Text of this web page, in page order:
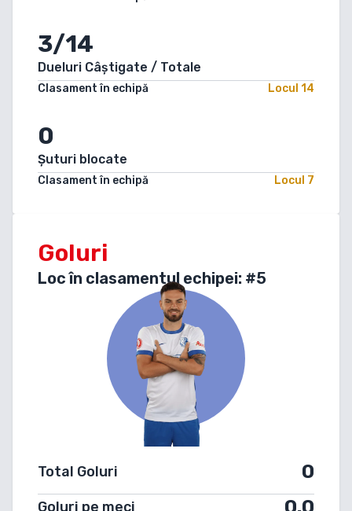
3/14
Dueluri Câștigate / Totale
Clasament în echipă Locul 14
0
Șuturi blocate
Clasament în echipă Locul 7
Goluri
Loc în clasamentul echipei: #5
Total Goluri 0
Goluri pe meci